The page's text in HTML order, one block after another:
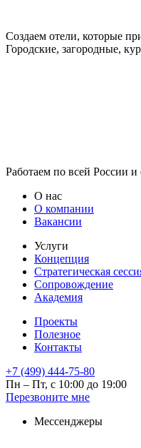
Создаем отели, которые
Городские, загородные,
Работаем по всей России
О нас
О компании
Вакансии
Услуги
Концепция
Стратегическая
Сопровождение
Академия
Проекты
Полезное
Контакты
+7 (499) 444-75-80
Пн – Пт, с 10:00 до 19:00
Перезвоните мне
Мессенджеры